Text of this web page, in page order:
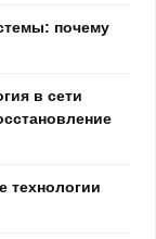
почему
в сети
технологии